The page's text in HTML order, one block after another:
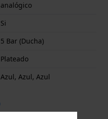
analógico
Si
5 Bar (Ducha)
Plateado
Azul, Azul, Azul